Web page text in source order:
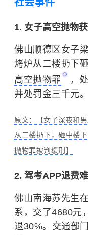
1. 女子高空抛物获
佛山顺德区女子
烤炉从二楼扔下
高空抛物罪
，
并处罚金三千元。
原文：【女子深夜和
从二楼扔下，砸中楼
抛物罪被判缓刑】
2. 驾考APP退费难
佛山南海苏先生
系，交了4680元
退30%。交通部